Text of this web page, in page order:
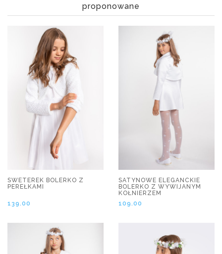
proponowane
SWETEREK BOLERKO Z
PEREŁKAMI
139.00
SATYNOWE ELEGANCKIE
BOLERKO Z WYWIJANYM
KOŁNIERZEM
109.00